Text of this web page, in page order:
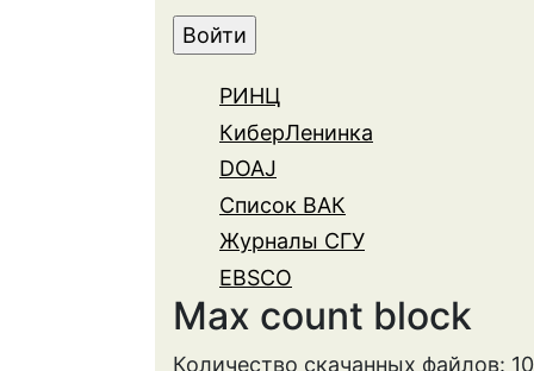
РИНЦ
КиберЛенинка
DOAJ
Список ВАК
Журналы СГУ
EBSCO
Max count block
Количество скачанных файлов: